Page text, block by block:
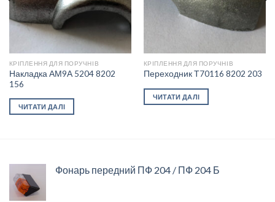
КРІПЛЕННЯ ДЛЯ ПОРУЧНІВ
Накладка АМ9А 5204 8202
156
ЧИТАТИ ДАЛІ
КРІПЛЕННЯ ДЛЯ ПОРУЧНІВ
Переходник Т70116 8202 203
ЧИТАТИ ДАЛІ
Фонарь передний ПФ 204 / ПФ 204 Б